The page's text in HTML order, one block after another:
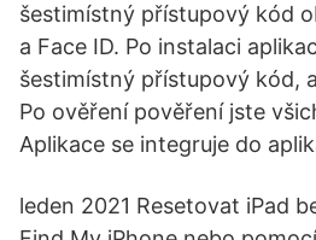
šestimístný přístupový kód
a Face ID. Po instalaci
šestimístný přístupový kód,
Po ověření pověření jste
Aplikace se integruje do
leden 2021 Resetovat iPad